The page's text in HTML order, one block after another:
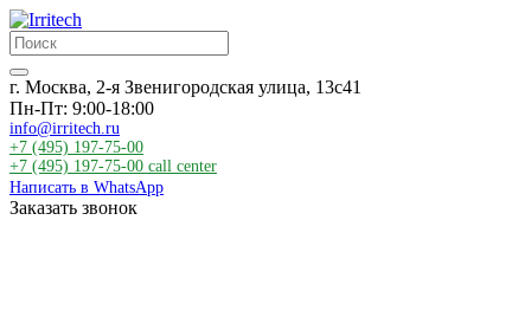
г. Москва, 2-я Звенигородская улица, 13с41
Пн-Пт: 9:00-18:00
info@irritech.ru
+7 (495) 197-75-00
+7 (495) 197-75-00 call center
Написать в WhatsApp
Заказать звонок